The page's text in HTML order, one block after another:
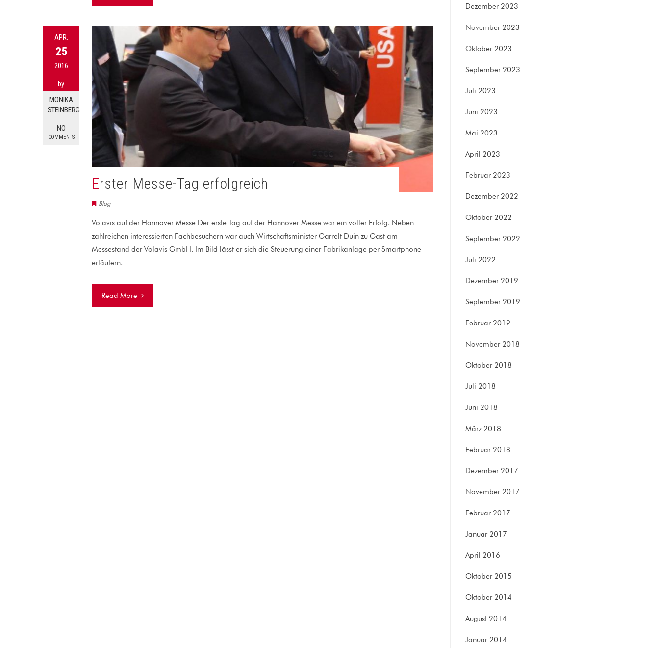
APR.
25
2016
by
MONIKA
STEINBERG
NO
COMMENTS
Erster Messe-Tag erfolgreich
Blog
Volavis auf der Hannover Messe Der erste Tag auf der Hannover Messe war ein voller Erfolg. Neben
zahlreichen interessierten Fachbesuchern war auch Wirtschaftsminister Garrelt Duin zu Gast am
Messestand der Volavis GmbH. Im Bild lässt er sich die Steuerung einer Fabrikanlage per Smartphone
erläutern.
Read More
Dezember 2023
November 2023
Oktober 2023
September 2023
Juli 2023
Juni 2023
Mai 2023
April 2023
Februar 2023
Dezember 2022
Oktober 2022
September 2022
Juli 2022
Dezember 2019
September 2019
Februar 2019
November 2018
Oktober 2018
Juli 2018
Juni 2018
März 2018
Februar 2018
Dezember 2017
November 2017
Februar 2017
Januar 2017
April 2016
Oktober 2015
Oktober 2014
August 2014
Januar 2014